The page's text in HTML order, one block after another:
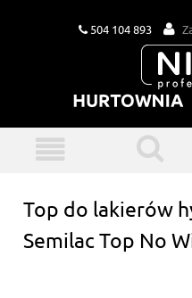
504 104 893
Top do lakierów
Semilac Top No